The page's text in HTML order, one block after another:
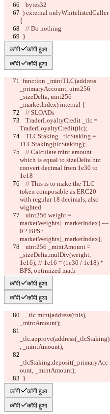
    bytes32
) external onlyWhitelistedCaller
{
    // Do nothing
}
कॉपी कॉपी हुआ
कॉपी कॉपी हुआ
_primaryAccount, uint256
_sizeDelta, uint256
_marketIndex) internal {
    // SLOADs
TraderLoyaltyCredit _tlc =
TraderLoyaltyCredit(tlc);
TLCStaking(tlcStaking);
// Calculate mint amount
which is equal to sizeDelta but
convert decimal from 1e30 to
1e18
token composable as ERC20
with regular 18 decimals, also
wighted
uint256 weight =
marketWeights[_marketIndex] ==
0 ? BPS :
marketWeights[_marketIndex];
_sizeDelta.mulDiv(weight,
1e16); // 1e16 = (1e30 / 1e18) *
BPS, optimized math
कॉपी कॉपी हुआ
कॉपी कॉपी हुआ
_mintAmount);
_tlc.approve(address(_tlcStaking)
, _mintAmount);
_tlcStaking.deposit(_primaryAcc
ount, _mintAmount);
  }
कॉपी कॉपी हुआ
कॉपी कॉपी हुआ